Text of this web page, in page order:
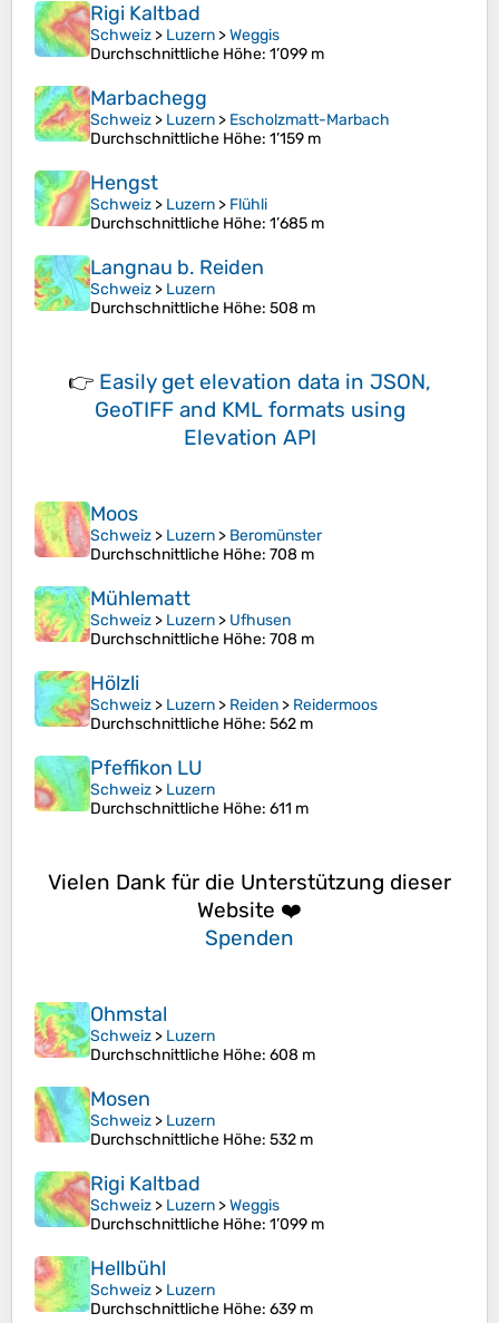
Rigi Kaltbad
Schweiz > Luzern >Weggis
Durchschnittliche Höhe: 1’099 m
Marbachegg
Schweiz > Luzern > Escholzmatt-Marbach
Durchschnittliche Höhe: 1’159 m
Hengst
Schweiz > Luzern > Flühli
Durchschnittliche Höhe: 1’685 m
Langnau b. Reiden
Schweiz > Luzern
Durchschnittliche Höhe: 508 m
👉 Easily get elevation data in JSON,
GeoTIFF and KML formats using
Elevation API
Moos
Schweiz > Luzern > Beromünster
Durchschnittliche Höhe: 708 m
Mühlematt
Schweiz > Luzern > Ufhusen
Durchschnittliche Höhe: 708 m
Hölzli
Schweiz > Luzern > Reiden > Reidermoos
Durchschnittliche Höhe: 562 m
Pfeffikon LU
Schweiz > Luzern
Durchschnittliche Höhe: 611 m
Vielen Dank für die Unterstützung dieser
Website ❤️
Spenden
Ohmstal
Schweiz > Luzern
Durchschnittliche Höhe: 608 m
Mosen
Schweiz > Luzern
Durchschnittliche Höhe: 532 m
Rigi Kaltbad
Schweiz > Luzern >Weggis
Durchschnittliche Höhe: 1’099 m
Hellbühl
Schweiz > Luzern
Durchschnittliche Höhe: 639 m